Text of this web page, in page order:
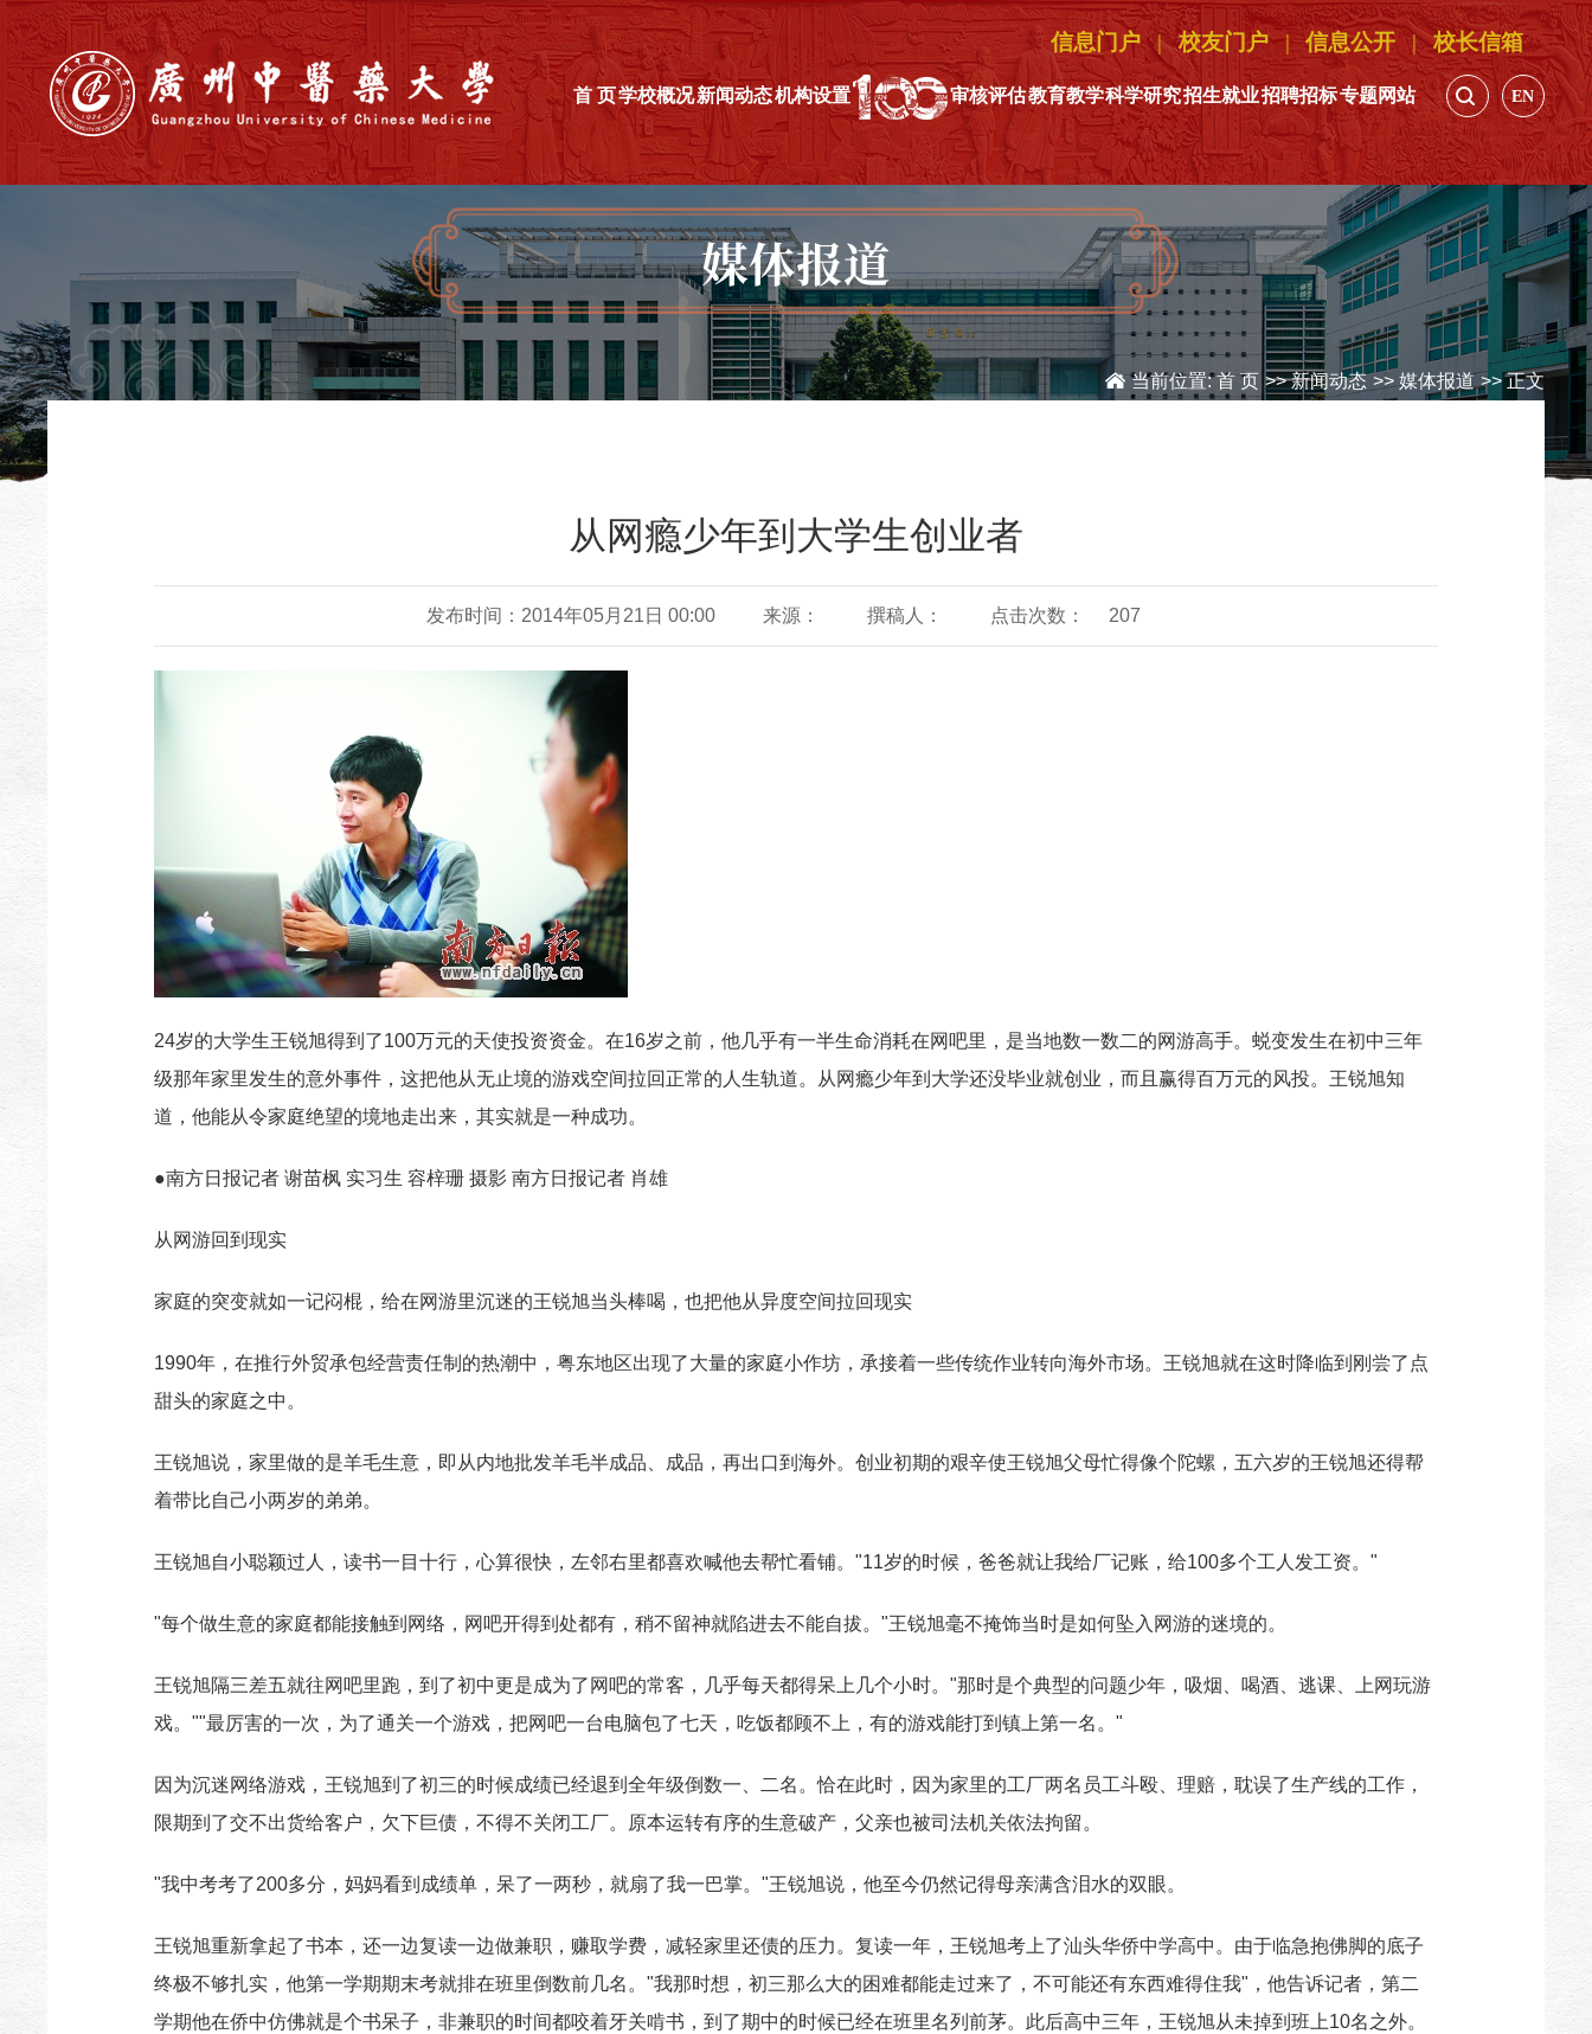
信息门户 | 校友门户 | 信息公开 | 校长信箱
首 页学校概况新闻动态机构设置 审核评估教育教学科学研究招生就业招聘招标专题网站 EN
媒体报道
当前位置: 首 页 >> 新闻动态 >> 媒体报道 >> 正文
从网瘾少年到大学生创业者
发布时间：2014年05月21日 00:00 来源： 撰稿人： 点击次数： 207
24岁的大学生王锐旭得到了100万元的天使投资资金。在16岁之前，他几乎有一半生命消耗在网吧里，是当地数一数二的网游高手。蜕变发生在初中三年
级那年家里发生的意外事件，这把他从无止境的游戏空间拉回正常的人生轨道。从网瘾少年到大学还没毕业就创业，而且赢得百万元的风投。王锐旭知
道，他能从令家庭绝望的境地走出来，其实就是一种成功。
●南方日报记者 谢苗枫 实习生 容梓珊 摄影 南方日报记者 肖雄
从网游回到现实
家庭的突变就如一记闷棍，给在网游里沉迷的王锐旭当头棒喝，也把他从异度空间拉回现实
1990年，在推行外贸承包经营责任制的热潮中，粤东地区出现了大量的家庭小作坊，承接着一些传统作业转向海外市场。王锐旭就在这时降临到刚尝了点
甜头的家庭之中。
王锐旭说，家里做的是羊毛生意，即从内地批发羊毛半成品、成品，再出口到海外。创业初期的艰辛使王锐旭父母忙得像个陀螺，五六岁的王锐旭还得帮
着带比自己小两岁的弟弟。
王锐旭自小聪颖过人，读书一目十行，心算很快，左邻右里都喜欢喊他去帮忙看铺。"11岁的时候，爸爸就让我给厂记账，给100多个工人发工资。"
"每个做生意的家庭都能接触到网络，网吧开得到处都有，稍不留神就陷进去不能自拔。"王锐旭毫不掩饰当时是如何坠入网游的迷境的。
王锐旭隔三差五就往网吧里跑，到了初中更是成为了网吧的常客，几乎每天都得呆上几个小时。"那时是个典型的问题少年，吸烟、喝酒、逃课、上网玩游
戏。""最厉害的一次，为了通关一个游戏，把网吧一台电脑包了七天，吃饭都顾不上，有的游戏能打到镇上第一名。"
因为沉迷网络游戏，王锐旭到了初三的时候成绩已经退到全年级倒数一、二名。恰在此时，因为家里的工厂两名员工斗殴、理赔，耽误了生产线的工作，
限期到了交不出货给客户，欠下巨债，不得不关闭工厂。原本运转有序的生意破产，父亲也被司法机关依法拘留。
"我中考考了200多分，妈妈看到成绩单，呆了一两秒，就扇了我一巴掌。"王锐旭说，他至今仍然记得母亲满含泪水的双眼。
王锐旭重新拿起了书本，还一边复读一边做兼职，赚取学费，减轻家里还债的压力。复读一年，王锐旭考上了汕头华侨中学高中。由于临急抱佛脚的底子
终极不够扎实，他第一学期期末考就排在班里倒数前几名。"我那时想，初三那么大的困难都能走过来了，不可能还有东西难得住我"，他告诉记者，第二
学期他在侨中仿佛就是个书呆子，非兼职的时间都咬着牙关啃书，到了期中的时候已经在班里名列前茅。此后高中三年，王锐旭从未掉到班上10名之外。